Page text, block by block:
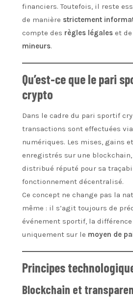
financiers. Toutefois, il reste
de manière strictement
compte des règles légales et
mineurs.
Qu’est-ce que le pari
crypto
Dans le cadre du pari sportif
transactions sont effectuées
numériques. Les mises, gains
enregistrés sur une
distribué réputé pour sa
fonctionnement décentralisé.
Ce concept ne change pas la
même : il s’agit toujours de
événement sportif, la
uniquement sur le moyen de
Principes
Blockchain et